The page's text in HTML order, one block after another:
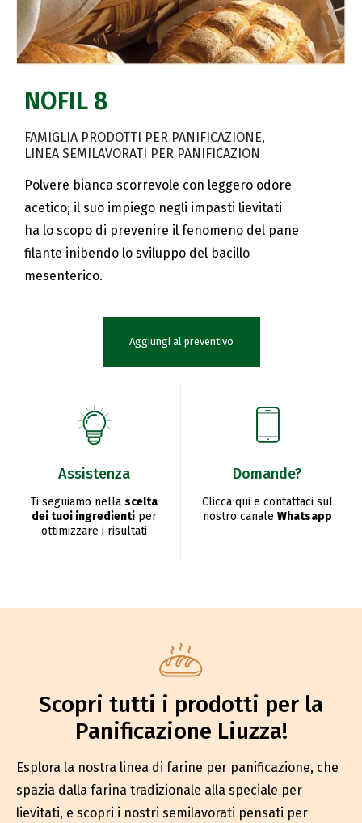
NOFIL 8
FAMIGLIA PRODOTTI PER PANIFICAZIONE
LINEA SEMILAVORATI PER PANIFICAZION
Polvere bianca scorrevole con leggero odore
acetico; il suo impiego negli impasti lievitati
ha lo scopo di prevenire il fenomeno del pane
filante inibendo lo sviluppo del bacillo
mesenterico.
Aggiungi al preventivo
Assistenza
Ti seguiamo nella scelta
dei tuoi ingredienti per
ottimizzare i risultati
Domande?
Clicca qui e contattaci sul
nostro canale Whatsapp
Scopri tutti i prodotti per la
Panificazione Liuzza!
Esplora la nostra linea di farine per panificazione, che
spazia dalla farina tradizionale alla speciale per
lievitati, e scopri i nostri semilavorati pensati per